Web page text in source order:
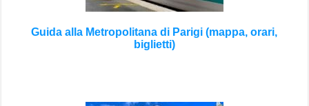
Guida alla Metropolitana di Parigi (mappa, orari,
biglietti)